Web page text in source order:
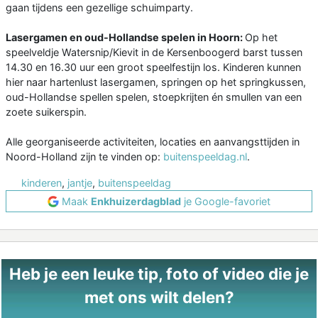
gaan tijdens een gezellige schuimparty.
Lasergamen en oud-Hollandse spelen in Hoorn:Op het
speelveldje Watersnip/Kievit in de Kersenboogerd barst tussen
14.30 en 16.30 uur een groot speelfestijn los. Kinderen kunnen
hier naar hartenlust lasergamen, springen op het springkussen,
oud-Hollandse spellen spelen, stoepkrijten én smullen van een
zoete suikerspin.
Alle georganiseerde activiteiten, locaties en aanvangsttijden in
Noord-Holland zijn te vinden op: buitenspeeldag.nl.
kinderen, jantje, buitenspeeldag
Maak Enkhuizerdagblad je Google-favoriet
Heb je een leuke tip, foto of video die je
met ons wilt delen?